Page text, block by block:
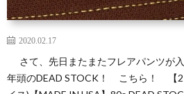
2020.02.17
さて、先日またまたフレアパンツが
年頭のDEAD STOCK！ こちら！ 【2